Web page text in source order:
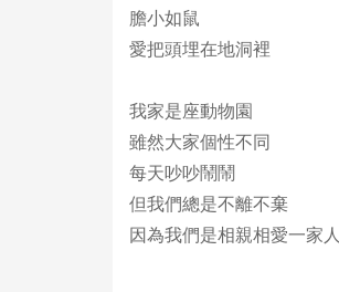
膽小如鼠
愛把頭埋在地洞裡
我家是座動物園
雖然大家個性不同
每天吵吵鬧鬧
但我們總是不離不棄
因為我們是相親相愛一家人